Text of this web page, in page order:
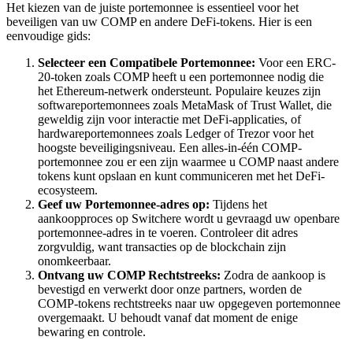
Het kiezen van de juiste portemonnee is essentieel voor het
beveiligen van uw COMP en andere DeFi-tokens. Hier is een
eenvoudige gids:
Selecteer een Compatibele Portemonnee: Voor een ERC-
20-token zoals COMP heeft u een portemonnee nodig die
het Ethereum-netwerk ondersteunt. Populaire keuzes zijn
softwareportemonnees zoals MetaMask of Trust Wallet, die
geweldig zijn voor interactie met DeFi-applicaties, of
hardwareportemonnees zoals Ledger of Trezor voor het
hoogste beveiligingsniveau. Een alles-in-één COMP-
portemonnee zou er een zijn waarmee u COMP naast andere
tokens kunt opslaan en kunt communiceren met het DeFi-
ecosysteem.
Geef uw Portemonnee-adres op: Tijdens het
aankoopproces op Switchere wordt u gevraagd uw openbare
portemonnee-adres in te voeren. Controleer dit adres
zorgvuldig, want transacties op de blockchain zijn
onomkeerbaar.
Ontvang uw COMP Rechtstreeks: Zodra de aankoop is
bevestigd en verwerkt door onze partners, worden de
COMP-tokens rechtstreeks naar uw opgegeven portemonnee
overgemaakt. U behoudt vanaf dat moment de enige
bewaring en controle.